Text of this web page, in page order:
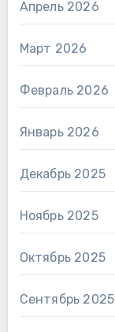
Апрель 2026
Март 2026
Февраль 2026
Январь 2026
Декабрь 2025
Ноябрь 2025
Октябрь 2025
Сентябрь 2025